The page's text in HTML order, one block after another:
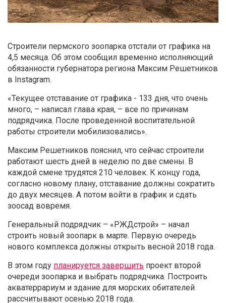
Строители пермского зоопарка отстали от графика на
4,5 месяца. Об этом сообщил временно исполняющий
обязанности губернатора региона Максим Решетников
в Instagram.
«Текущее отставание от графика - 133 дня, что очень
много, – написал глава края, – все по причинам
подрядчика. После проведенной воспитательной
работы строители мобилизовались».
Максим Решетников пояснил, что сейчас строители
работают шесть дней в неделю по две смены. В
каждой смене трудятся 210 человек. К концу года,
согласно новому плану, отставание должны сократить
до двух месяцев. А потом войти в график и сдать
зоосад вовремя.
Генеральный подрядчик – «РЖДстрой» – начал
строить новый зоопарк в марте. Первую очередь
нового комплекса должны открыть весной 2018 года.
В этом году планируется завершить проект второй
очереди зоопарка и выбрать подрядчика. Построить
акватеррариум и здание для морских обитателей
рассчитывают осенью 2018 года.